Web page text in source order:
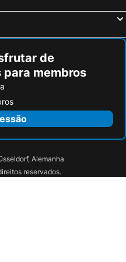
de
membros
Alemanha
reservados.